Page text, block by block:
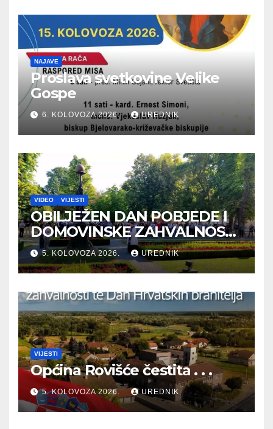
NAJAVE
Proslava svetkovine Velike
Gospe
6. KOLOVOZA 2026. UREDNIK
VIDEO VIJESTI
OBILJEŽEN DAN POBJEDE I
DOMOVINSKE ZAHVALNOSTI
TE DAN HRVATSKIH
BRANITELJA
5. KOLOVOZA 2026. UREDNIK
VIJESTI
Općina Rovišće čestita . . .
5. KOLOVOZA 2026. UREDNIK